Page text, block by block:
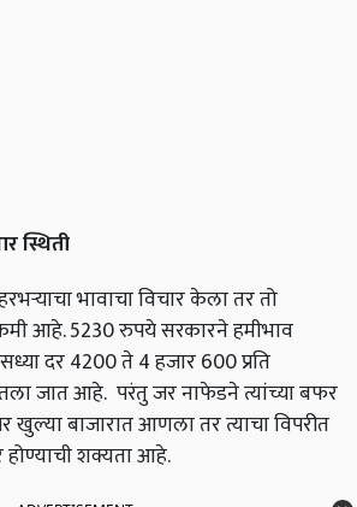
स्थिती
भावाचा विचार केला तर तो
आहे. 5230 रुपये सरकारने हमीभाव
दर 4200 ते 4 हजार 600 प्रति
जात आहे. परंतु जर नाफेडने त्यांच्या बफर
खुल्या बाजारात आणला तर त्याचा विपरीत
होण्याची शक्यता आहे.